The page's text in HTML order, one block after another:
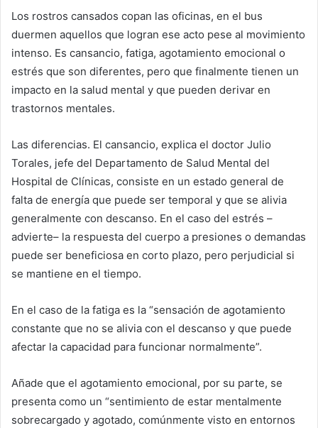
Los rostros cansados copan las oficinas, en el bus
duermen aquellos que logran ese acto pese al movimiento
intenso. Es cansancio, fatiga, agotamiento emocional o
estrés que son diferentes, pero que finalmente tienen un
impacto en la salud mental y que pueden derivar en
trastornos mentales.
Las diferencias. El cansancio, explica el doctor Julio
Torales, jefe del Departamento de Salud Mental del
Hospital de Clínicas, consiste en un estado general de
falta de energía que puede ser temporal y que se alivia
generalmente con descanso. En el caso del estrés –
advierte– la respuesta del cuerpo a presiones o demandas
puede ser beneficiosa en corto plazo, pero perjudicial si
se mantiene en el tiempo.
En el caso de la fatiga es la “sensación de agotamiento
constante que no se alivia con el descanso y que puede
afectar la capacidad para funcionar normalmente”.
Añade que el agotamiento emocional, por su parte, se
presenta como un “sentimiento de estar mentalmente
sobrecargado y agotado, comúnmente visto en entornos